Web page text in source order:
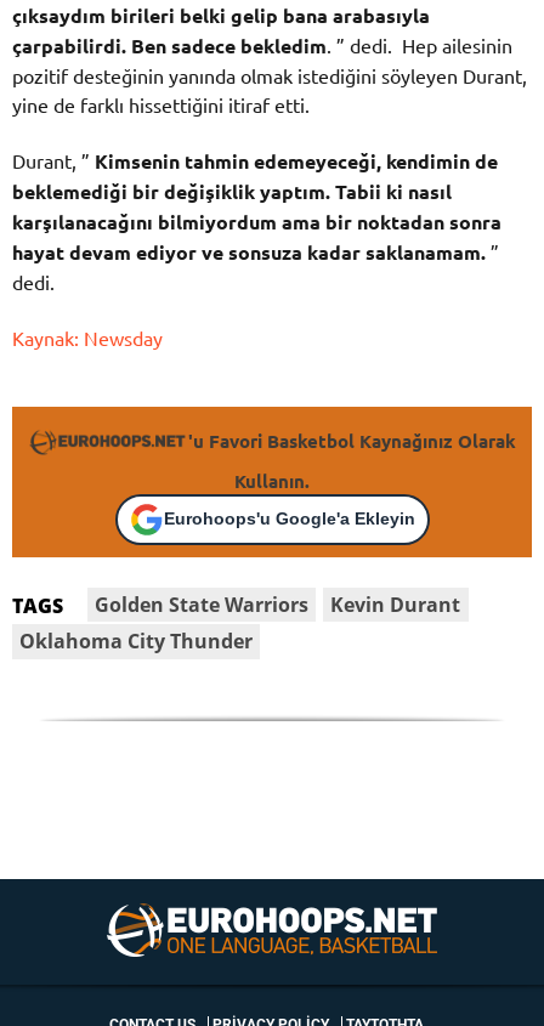
çıksaydım birileri belki gelip bana arabasıyla
çarpabilirdi. Ben sadece bekledim . ” dedi. Hep ailesinin
pozitif desteğinin yanında olmak istediğini söyleyen Durant,
yine de farklı hissettiğini itiraf etti.
Durant, ” Kimsenin tahmin edemeyeceği, kendimin de
beklemediği bir değişiklik yaptım. Tabii ki nasıl
karşılanacağını bilmiyordum ama bir noktadan sonra
hayat devam ediyor ve sonsuza kadar saklanamam. ”
dedi.
Kaynak: Newsday
'u Favori Basketbol Kaynağınız Olarak
Kullanın.
Eurohoops'u Google'a Ekleyin
TAGS Golden State Warriors
Kevin Durant
Oklahoma City Thunder